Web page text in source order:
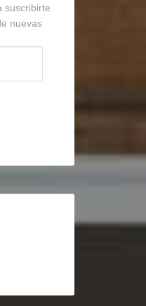
suscribirte
nuevas